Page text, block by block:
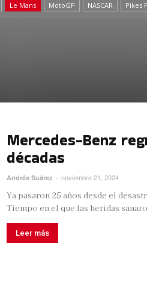
Le Mans MotoGP NASCAR Pikes
Mercedes-Benz
décadas
Andrés Suárez - noviembre 21, 2024
Ya pasaron 25 años desde el
Tiempo en el que las heridas
Leer más